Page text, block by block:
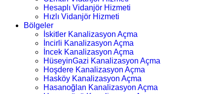
Hesaplı Vidanjör Hizmeti
Hızlı Vidanjör Hizmeti
Bölgeler
İskitler Kanalizasyon Açma
İncirli Kanalizasyon Açma
İncek Kanalizasyon Açma
HüseyinGazi Kanalizasyon Açma
Hoşdere Kanalizasyon Açma
Hasköy Kanalizasyon Açma
Hasanoğlan Kanalizasyon Açma